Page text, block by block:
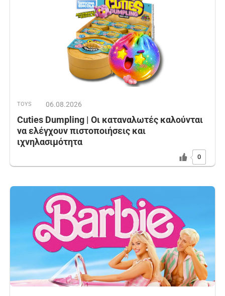
TOYS 06.08.2026
Cuties Dumpling | Οι καταναλωτές καλούνται
να ελέγχουν πιστοποιήσεις και
ιχνηλασιμότητα
0